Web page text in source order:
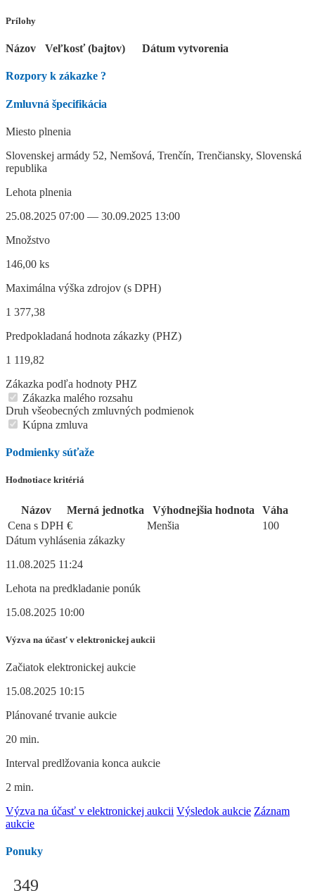
Prílohy
Názov Veľkosť (bajtov) Dátum vytvorenia
Rozpory k zákazke ?
Zmluvná špecifikácia
Miesto plnenia
Slovenskej armády 52, Nemšová, Trenčín, Trenčiansky, Slovenská
republika
Lehota plnenia
25.08.2025 07:00 — 30.09.2025 13:00
Množstvo
146,00 ks
Maximálna výška zdrojov (s DPH)
1 377,38
Predpokladaná hodnota zákazky (PHZ)
1 119,82
Zákazka podľa hodnoty PHZ
Zákazka malého rozsahu
Druh všeobecných zmluvných podmienok
Kúpna zmluva
Podmienky súťaže
Hodnotiace kritériá
Názov Merná jednotka Výhodnejšia hodnota
Váha
Cena s DPH € Menšia
100
Dátum vyhlásenia zákazky
11.08.2025 11:24
Lehota na predkladanie ponúk
15.08.2025 10:00
Výzva na účasť v elektronickej aukcii
Začiatok elektronickej aukcie
15.08.2025 10:15
Plánované trvanie aukcie
20 min.
Interval predlžovania konca aukcie
2 min.
Výzva na účasť v elektronickej aukcii Výsledok aukcie Záznam
aukcie
Ponuky
349